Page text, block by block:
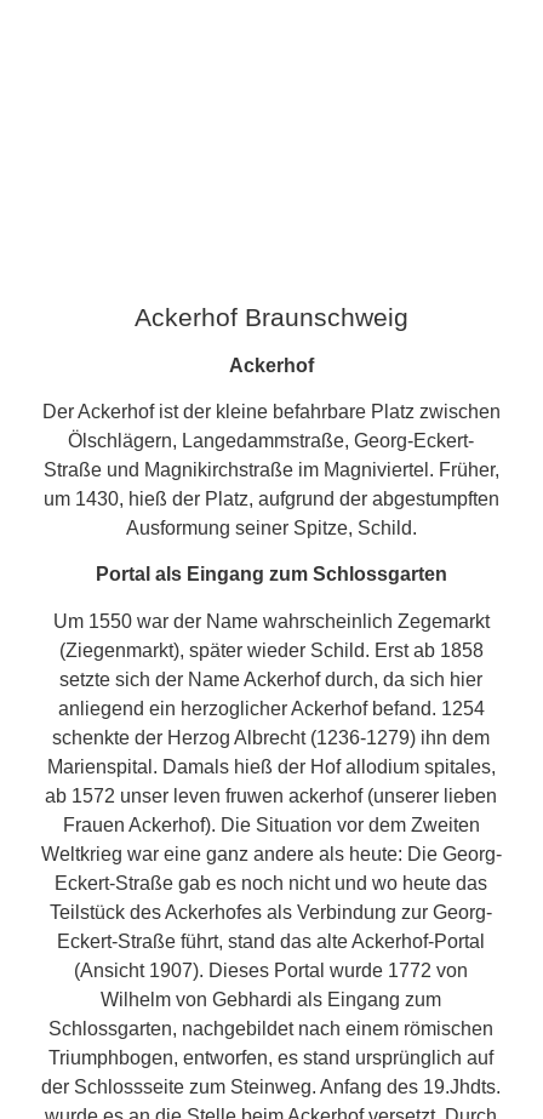
Ackerhof Braunschweig
Ackerhof
Der Ackerhof ist der kleine befahrbare Platz zwischen
Ölschlägern, Langedammstraße, Georg-Eckert-
Straße und Magnikirchstraße im Magniviertel. Früher,
um 1430, hieß der Platz, aufgrund der abgestumpften
Ausformung seiner Spitze, Schild.
Portal als Eingang zum Schlossgarten
Um 1550 war der Name wahrscheinlich Zegemarkt
(Ziegenmarkt), später wieder Schild. Erst ab 1858
setzte sich der Name Ackerhof durch, da sich hier
anliegend ein herzoglicher Ackerhof befand. 1254
schenkte der Herzog Albrecht (1236-1279) ihn dem
Marienspital. Damals hieß der Hof allodium spitales,
ab 1572 unser leven fruwen ackerhof (unserer lieben
Frauen Ackerhof). Die Situation vor dem Zweiten
Weltkrieg war eine ganz andere als heute: Die Georg-
Eckert-Straße gab es noch nicht und wo heute das
Teilstück des Ackerhofes als Verbindung zur Georg-
Eckert-Straße führt, stand das alte Ackerhof-Portal
(Ansicht 1907). Dieses Portal wurde 1772 von
Wilhelm von Gebhardi als Eingang zum
Schlossgarten, nachgebildet nach einem römischen
Triumphbogen, entworfen, es stand ursprünglich auf
der Schlossseite zum Steinweg. Anfang des 19.Jhdts.